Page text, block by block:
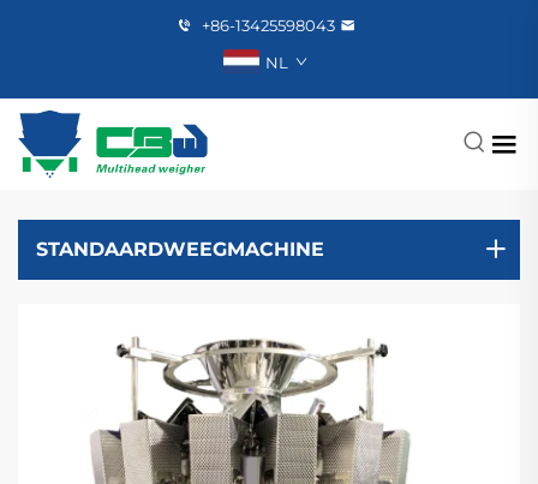
+86-13425598043
NL
STANDAARDWEEGMACHINE